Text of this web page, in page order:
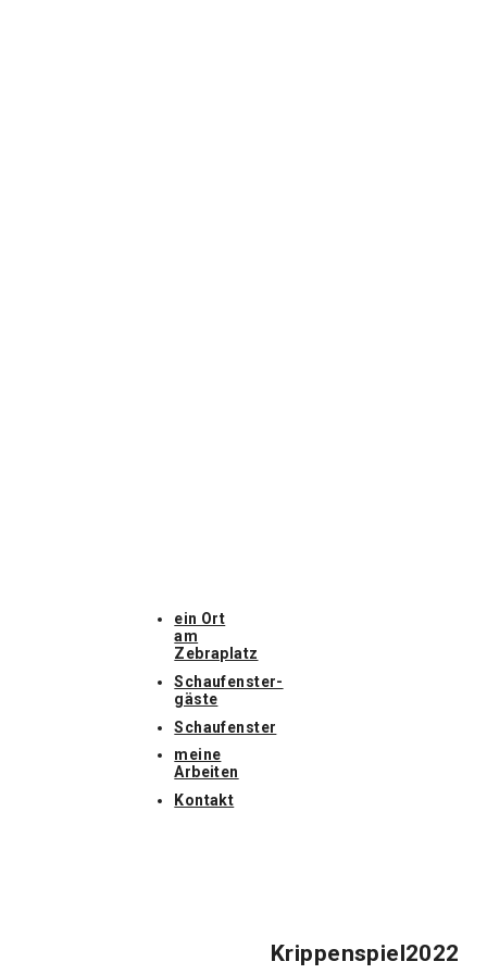
ein Ort
am
Zebraplatz
Schaufenster­
gäste
Schaufenster
meine
Arbeiten
Kontakt
Krippenspiel2022